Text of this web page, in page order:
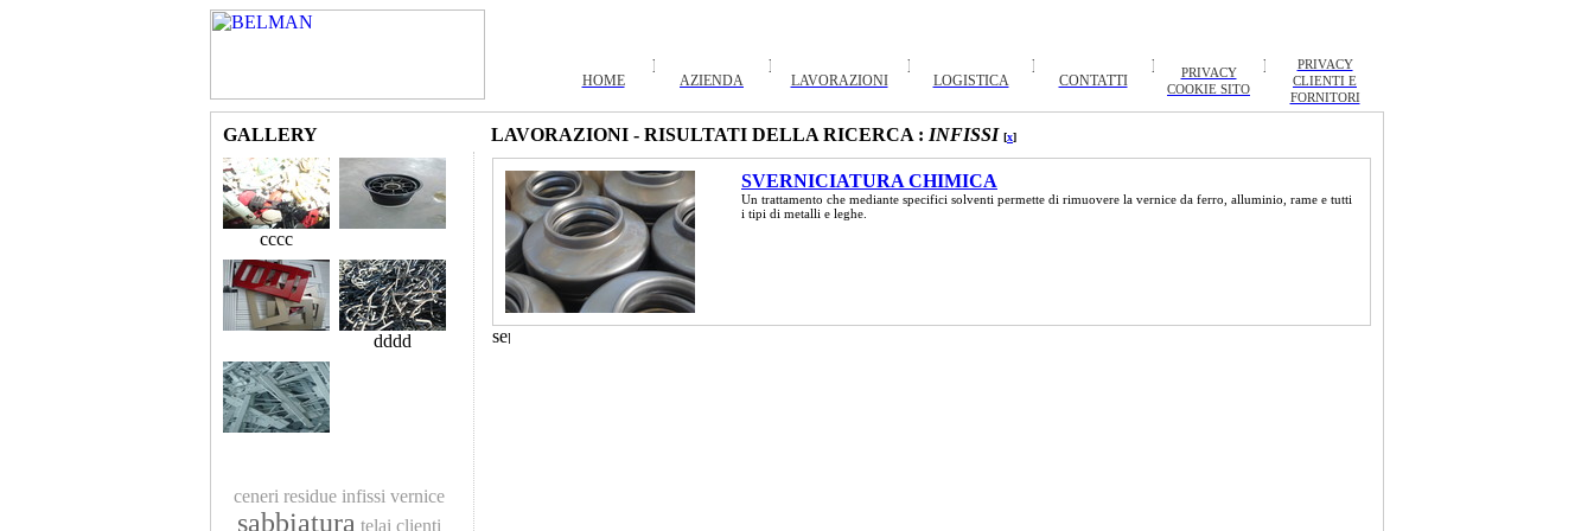
HOME AZIENDA LAVORAZIONI LOGISTICA CONTATTI
PRIVACY
COOKIE SITO
PRIVACY
CLIENTI E
FORNITORI
GALLERY LAVORAZIONI - RISULTATI DELLA RICERCA : INFISSI [x]
cccc
dddd
ceneri residue infissi vernice
sabbiatura telai clienti
SVERNICIATURA CHIMICA
Un trattamento che mediante specifici solventi permette di rimuovere la vernice da ferro, alluminio, rame e tutti
i tipi di metalli e leghe.